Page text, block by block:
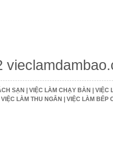
SẠN | VIỆC LÀM CHẠY BÀN | VIỆC
VIỆC LÀM THU NGÂN | VIỆC LÀM BẾP